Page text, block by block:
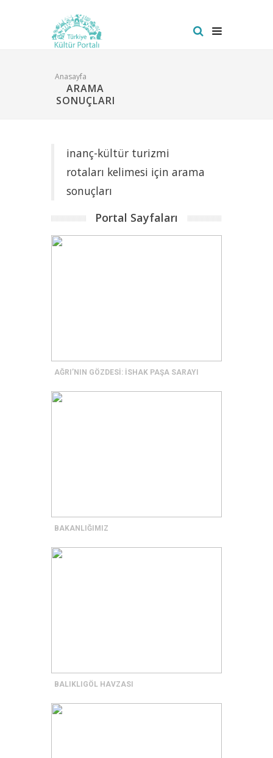
Anasayfa
ARAMA
SONUÇLARI
inanç-kültür turizmi
rotaları kelimesi için arama
sonuçları
Portal Sayfaları
AĞRI’NIN GÖZDESİ: İSHAK PAŞA SARAYI
BAKANLIĞIMIZ
BALIKLIGÖL HAVZASI